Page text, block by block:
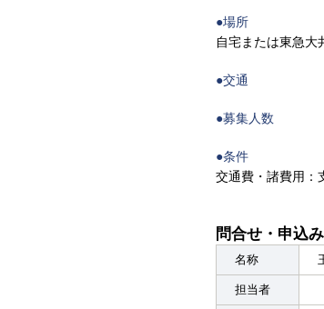
●場所
自宅または東急大
●交通
●募集人数
●条件
交通費・諸費用：
問合せ・申込み
名称
担当者